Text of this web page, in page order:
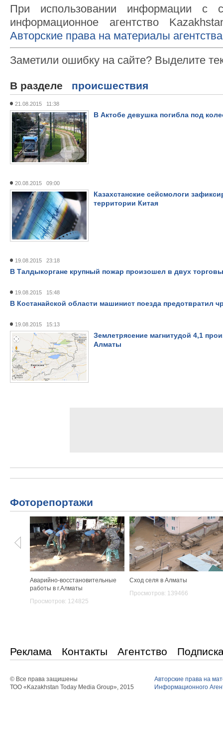
При использовании информации с
информационное агентство
Авторские права на материалы
Заметили ошибку на сайте? Выделите
В разделе происшествия
21.08.2015 11:38
В Актобе девушка погибла под
20.08.2015 09:00
Казахстанские сейсмологи
территории Китая
19.08.2015 23:18
В Талдыкоргане крупный пожар произошел в двух
19.08.2015 15:48
В Костанайской области машинист поезда предотвратил
19.08.2015 15:13
Землетрясение магнитудой 4,1
Алматы
Фоторепортажи
Аварийно-восстановительные
работы в г.Алматы
Просмотров: 124825
Сход селя в Алматы
Просмотров: 139466
Реклама Контакты Агентство
© Все права защишены
ТОО «Kazakhstan Today Media Group», 2015
Авторские права на
Информационного